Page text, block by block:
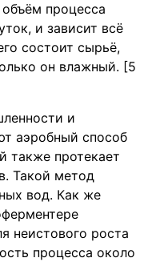
процесса
и зависит всё
состоит сырьё,
он влажный. [5
и
аэробный способ
также протекает
Такой метод
вод. Как же
неистового роста
процесса около